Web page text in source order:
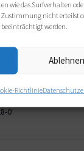
wie das Surfverhalten
Zustimmung nicht erteilst
werden.
Ablehnen
Richtlinie
Kunze-Hof
0